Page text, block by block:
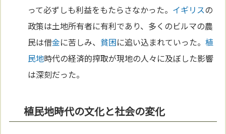
って必ずしも利益をもたらさなかった。 イギリスの
政策は土地所有者に有利であり、多くのビルマの農
民は借金に苦しみ、 貧困に追い込まれていった。植
民地時代の経済的搾取が現地の人々に及ぼした影響
は深刻だった。
植民地時代の文化と社会の変化